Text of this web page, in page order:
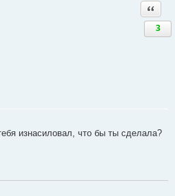
3
изнасиловал, что бы ты сделала?